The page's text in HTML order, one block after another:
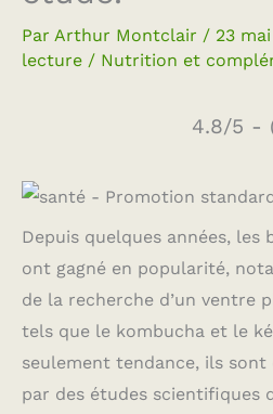
Par Arthur Montclair / 23
lecture / Nutrition et
4.8/5 -
Depuis quelques années, les
ont gagné en popularité,
de la recherche d’un ventre
tels que le kombucha et le
seulement tendance, ils
par des études scientifiques